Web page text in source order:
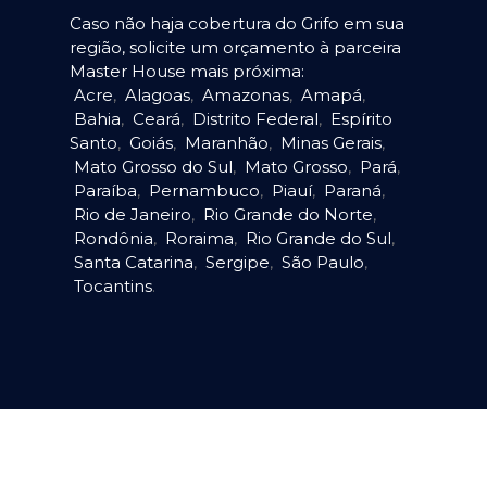
Caso não haja cobertura do Grifo em sua
região, solicite um orçamento à parceira
Master House mais próxima:
Acre, Alagoas, Amazonas, Amapá,
Bahia, Ceará, Distrito Federal, Espírito
Santo, Goiás, Maranhão, Minas Gerais,
Mato Grosso do Sul, Mato Grosso, Pará,
Paraíba, Pernambuco, Piauí, Paraná,
Rio de Janeiro, Rio Grande do Norte,
Rondônia, Roraima, Rio Grande do Sul,
Santa Catarina, Sergipe, São Paulo,
Tocantins.